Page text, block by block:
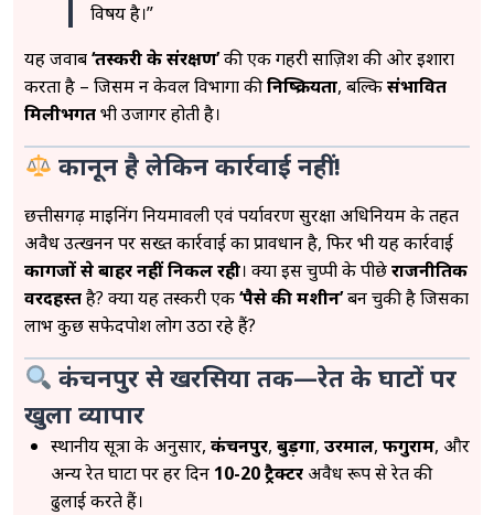
विषय है।”
यह जवाब‘तस्करी के संरक्षण’की एक गहरी साज़िश की ओर इशारा
करता है – जिसमें न केवल विभागों कीनिष्क्रियता, बल्किसंभावित
मिलीभगतभी उजागर होती है।
कानून है लेकिन कार्रवाई नहीं!
छत्तीसगढ़ माइनिंग नियमावली एवं पर्यावरण सुरक्षा अधिनियम के तहत
अवैध उत्खनन पर सख्त कार्रवाई का प्रावधान है, फिर भी यह कार्रवाई
कागजों से बाहर नहीं निकल रही। क्या इस चुप्पी के पीछेराजनीतिक
वरदहस्तहै? क्या यह तस्करी एक‘पैसे की मशीन’बन चुकी है जिसका
लाभ कुछ सफेदपोश लोग उठा रहे हैं?
कंचनपुर से खरसिया तक—रेत के घाटों पर
खुला व्यापार
स्थानीय सूत्रों के अनुसार, कंचनपुर, बुड़गा, उरमाल, फगुराम, और
अन्य रेत घाटों पर हर दिन 10-20 ट्रैक्टर अवैध रूप से रेत की
ढुलाई करते हैं।